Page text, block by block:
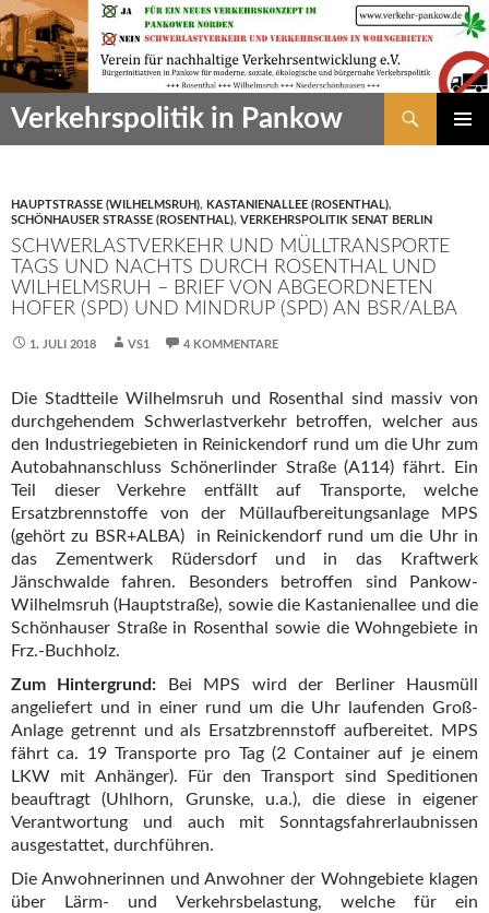
Zum
Inhalt
springen
Verkehrspolitik in Pankow
Suchen
HAUPTSTRASSE (WILHELMSRUH) , KASTANIENALLEE (ROSENTHAL),
SCHÖNHAUSER STRASSE (ROSENTHAL) , VERKEHRSPOLITIK SENAT BERLIN
SCHWERLASTVERKEHR UND MÜLLTRANSPORTE
TAGS UND NACHTS DURCH ROSENTHAL UND
WILHELMSRUH – BRIEF VON ABGEORDNETEN
HOFER (SPD) UND MINDRUP (SPD) AN BSR/ALBA
1. JULI 2018 VS1 4 KOMMENTARE
Die Stadtteile Wilhelmsruh und Rosenthal sind massiv von
durchgehendem Schwerlastverkehr betroffen, welcher aus
den Industriegebieten in Reinickendorf rund um die Uhr zum
Autobahnanschluss Schönerlinder Straße (A114) fährt. Ein
Teil dieser Verkehre entfällt auf Transporte, welche
Ersatzbrennstoffe von der Müllaufbereitungsanlage MPS
(gehört zu BSR+ALBA) in Reinickendorf rund um die Uhr in
das Zementwerk Rüdersdorf und in das Kraftwerk
Jänschwalde fahren. Besonders betroffen sind Pankow-
Wilhelmsruh (Hauptstraße), sowie die Kastanienallee und die
Schönhauser Straße in Rosenthal sowie die Wohngebiete in
Frz.-Buchholz.
Zum Hintergrund: Bei MPS wird der Berliner Hausmüll
angeliefert und in einer rund um die Uhr laufenden Groß-
Anlage getrennt und als Ersatzbrennstoff aufbereitet. MPS
fährt ca. 19 Transporte pro Tag (2 Container auf je einem
LKW mit Anhänger). Für den Transport sind Speditionen
beauftragt (Uhlhorn, Grunske, u.a.), die diese in eigener
Verantwortung und auch mit Sonntagsfahrerlaubnissen
ausgestattet, durchführen.
Die Anwohnerinnen und Anwohner der Wohngebiete klagen
über Lärm- und Verkehrsbelastung, welche für ein